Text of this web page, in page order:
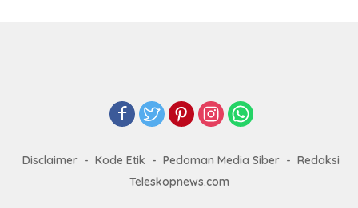
Disclaimer Kode Etik Pedoman Media Siber
Redaksi
Teleskopnews.com